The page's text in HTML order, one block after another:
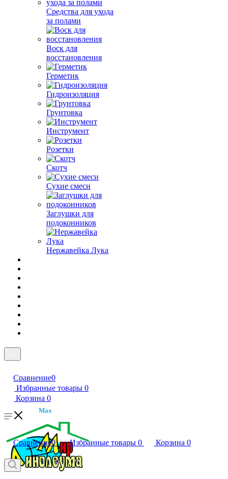
Средства для ухода
за полами
Воск для
восстановления
Герметик
Гидроизоляция
Грунтовка
Инструмент
Розетки
Скотч
Сухие смеси
Заглушки для
подоконников
Нержавейка Лука
Сравнение0
Избранные товары 0
Корзина 0
Max
Сравнение0 Избранные товары 0 Корзина 0